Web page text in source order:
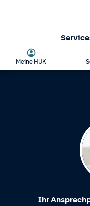
Meine HUK
Ihr